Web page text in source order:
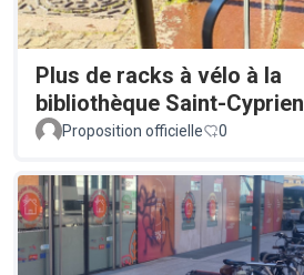
Plus de racks à vélo à la
bibliothèque Saint-Cyprien
Proposition officielle 0